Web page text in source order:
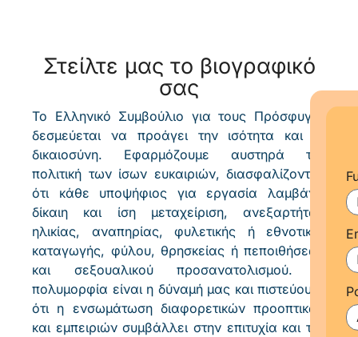
Στείλτε μας το βιογραφικό
σας
Το Ελληνικό Συμβούλιο για τους Πρόσφυγες
δεσμεύεται να προάγει την ισότητα και τη
δικαιοσύνη. Εφαρμόζουμε αυστηρά την
πολιτική των ίσων ευκαιριών, διασφαλίζοντας
ότι κάθε υποψήφιος για εργασία λαμβάνει
δίκαιη και ίση μεταχείριση, ανεξαρτήτως
ηλικίας, αναπηρίας, φυλετικής ή εθνοτικής
καταγωγής, φύλου, θρησκείας ή πεποιθήσεων
και σεξουαλικού προσανατολισμού. Η
πολυμορφία είναι η δύναμή μας και πιστεύουμε
ότι η ενσωμάτωση διαφορετικών προοπτικών
και εμπειριών συμβάλλει στην επιτυχία και την